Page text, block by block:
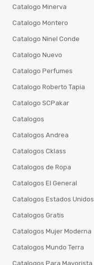
Catalogo Minerva
Catalogo Montero
Catalogo Ninel Conde
Catalogo Nuevo
Catalogo Perfumes
Catalogo Roberto Tapia
Catalogo SCPakar
Catalogos
Catalogos Andrea
Catalogos Cklass
Catalogos de Ropa
Catalogos El General
Catalogos Estados Unidos
Catalogos Gratis
Catalogos Mujer Moderna
Catalogos Mundo Terra
Catalogos Para Mayorista